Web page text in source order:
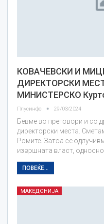
КОВАЧЕВСКИ И
ДИРЕКТОРСКИ
МИНИСТЕРСКО
Плусинфо 29/03/2024
Бевме во преговори и со
директорски места.
Ромите. Затоа се
извршната власт,
ПОВЕЌЕ...
МАКЕДОНИЈА